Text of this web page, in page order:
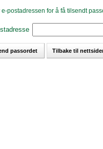
e-postadressen for å få tilsendt